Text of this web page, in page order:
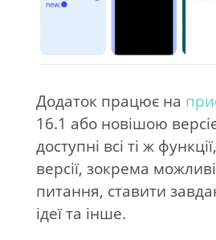
Додаток працює на
16.1 або новішою
доступні всі ті ж
версії, зокрема
питання, ставити
ідеї та інше.